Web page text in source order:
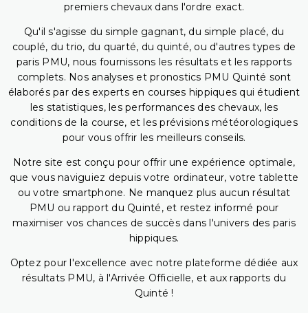
premiers chevaux dans l'ordre exact.
Qu'il s'agisse du simple gagnant, du simple placé, du
couplé, du trio, du quarté, du quinté, ou d'autres types de
paris PMU, nous fournissons les résultats et les rapports
complets. Nos analyses et pronostics PMU Quinté sont
élaborés par des experts en courses hippiques qui étudient
les statistiques, les performances des chevaux, les
conditions de la course, et les prévisions météorologiques
pour vous offrir les meilleurs conseils.
Notre site est conçu pour offrir une expérience optimale,
que vous naviguiez depuis votre ordinateur, votre tablette
ou votre smartphone. Ne manquez plus aucun résultat
PMU ou rapport du Quinté, et restez informé pour
maximiser vos chances de succès dans l'univers des paris
hippiques.
Optez pour l'excellence avec notre plateforme dédiée aux
résultats PMU, à l'Arrivée Officielle, et aux rapports du
Quinté !